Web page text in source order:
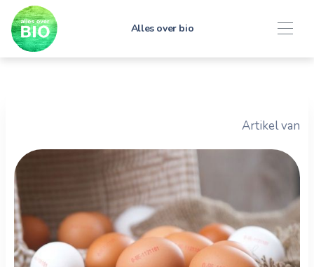
Alles over bio
Artikel van